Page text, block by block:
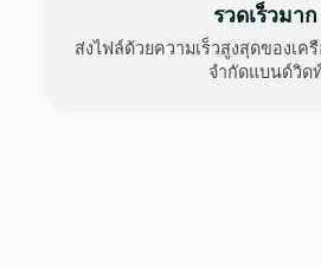
รวดเร็วมาก
ส่งไฟล์ด้วยความเร็วสูงสุดของเค
จำกัดแบนด์วิด